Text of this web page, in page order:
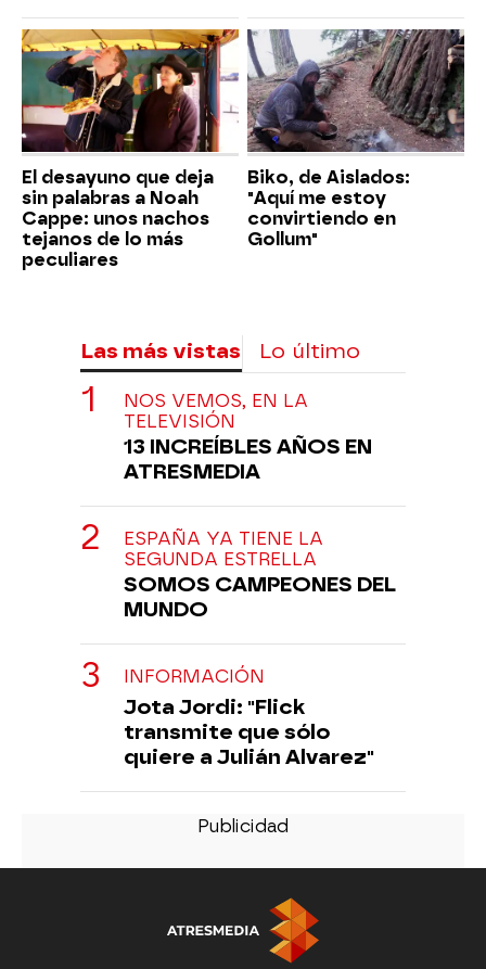
El desayuno que deja
sin palabras a Noah
Cappe: unos nachos
tejanos de lo más
peculiares
Biko, de Aislados:
"Aquí me estoy
convirtiendo en
Gollum"
Las más vistas Lo último
NOS VEMOS, EN LA
TELEVISIÓN
13 INCREÍBLES AÑOS EN
ATRESMEDIA
ESPAÑA YA TIENE LA
SEGUNDA ESTRELLA
SOMOS CAMPEONES DEL
MUNDO
INFORMACIÓN
Jota Jordi: "Flick
transmite que sólo
quiere a Julián Alvarez"